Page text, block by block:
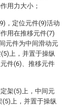
用力大小；
，定位元件(9)活动
用在推移元件(7)
元件为中间滑动元
上，并置于操纵
件(6)、推移元件
架(5)上，中间元
上，并置于操纵